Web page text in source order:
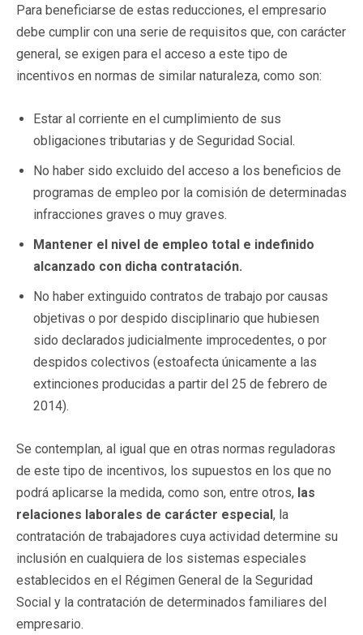
Para beneficiarse de estas reducciones, el empresario
debe cumplir con una serie de requisitos que, con carácter
general, se exigen para el acceso a este tipo de
incentivos en normas de similar naturaleza, como son:
Estar al corriente en el cumplimiento de sus
obligaciones tributarias y de Seguridad Social.
No haber sido excluido del acceso a los beneficios de
programas de empleo por la comisión de determinadas
infracciones graves o muy graves.
Mantener el nivel de empleo total e indefinido
alcanzado con dicha contratación.
No haber extinguido contratos de trabajo por causas
objetivas o por despido disciplinario que hubiesen
sido declarados judicialmente improcedentes, o por
despidos colectivos (estoafecta únicamente a las
extinciones producidas a partir del 25 de febrero de
2014).
Se contemplan, al igual que en otras normas reguladoras
de este tipo de incentivos, los supuestos en los que no
podrá aplicarse la medida, como son, entre otros, las
relaciones laborales de carácter especial, la
contratación de trabajadores cuya actividad determine su
inclusión en cualquiera de los sistemas especiales
establecidos en el Régimen General de la Seguridad
Social y la contratación de determinados familiares del
empresario.